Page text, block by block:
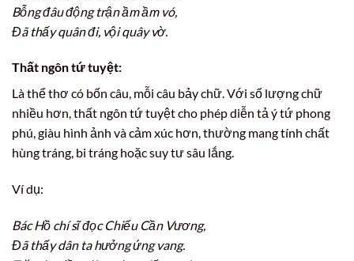
Bỗng đâu động trận ầm ầm vó,
Đã thấy quân đi, vội quây vờ.
Thất ngôn tứ tuyệt:
Là thể thơ có bốn câu, mỗi câu bảy chữ. Với số lượng chữ
nhiều hơn, thất ngôn tứ tuyệt cho phép diễn tả ý tứ phong
phú, giàu hình ảnh và cảm xúc hơn, thường mang tính chất
hùng tráng, bi tráng hoặc suy tư sâu lắng.
Ví dụ:
Bác Hồ chí sĩ đọc Chiếu Cần Vương,
Đã thấy dân ta hưởng ứng vang.